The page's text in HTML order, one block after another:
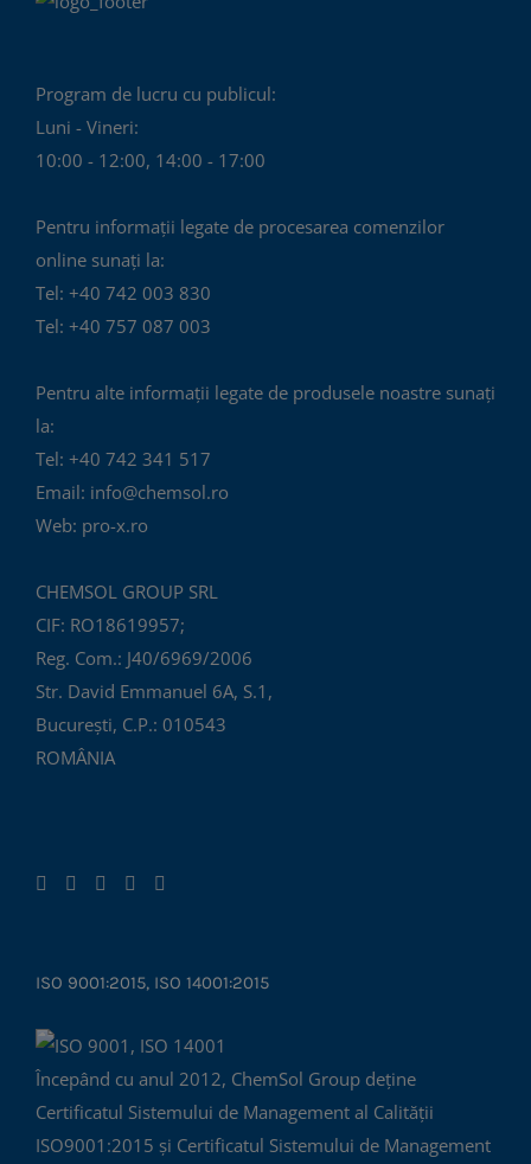
Program de lucru cu publicul:
Luni - Vineri:
10:00 - 12:00, 14:00 - 17:00
Pentru informații legate de procesarea comenzilor
online sunați la:
Tel: +40 742 003 830
Tel: +40 757 087 003
Pentru alte informații legate de produsele noastre sunați
la:
Tel: +40 742 341 517
Email: info@chemsol.ro
Web: pro-x.ro
CHEMSOL GROUP SRL
CIF: RO18619957;
Reg. Com.: J40/6969/2006
Str. David Emmanuel 6A, S.1,
București, C.P.: 010543
ROMÂNIA
ISO 9001:2015, ISO 14001:2015
Începând cu anul 2012, ChemSol Group deține
Certificatul Sistemului de Management al Calității
ISO9001:2015 și Certificatul Sistemului de Management